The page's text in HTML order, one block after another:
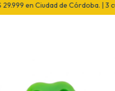
en Ciudad de Córdoba. | 3